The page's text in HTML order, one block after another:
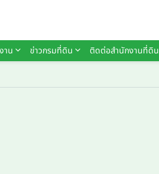
าน ข่าวกรมที่ดิน ติดต่อสำนักงานที่ดิน